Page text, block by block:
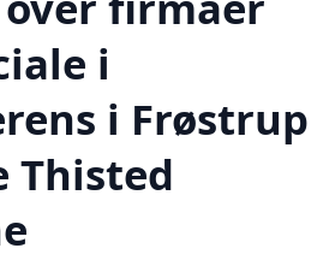
i
i Frøstrup
Thisted